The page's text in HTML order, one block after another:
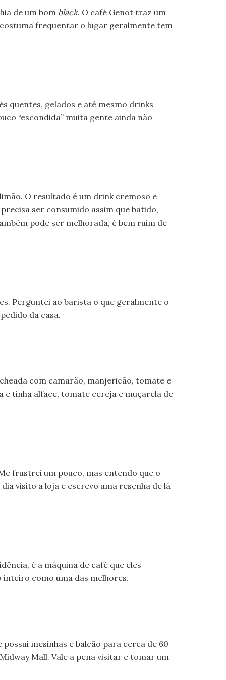
de um bom black. O café Genot traz um
frequentar o lugar geralmente tem
quentes, gelados e até mesmo drinks
“escondida” muita gente ainda não
O resultado é um drink cremoso e
ser consumido assim que batido,
pode ser melhorada, é bem ruim de
Perguntei ao barista o que geralmente o
da casa.
com camarão, manjericão, tomate e
e tinha alface, tomate cereja e muçarela de
frustrei um pouco, mas entendo que o
visito a loja e escrevo uma resenha de lá
é a máquina de café que eles
como uma das melhores.
mesinhas e balcão para cerca de 60
Mall. Vale a pena visitar e tomar um